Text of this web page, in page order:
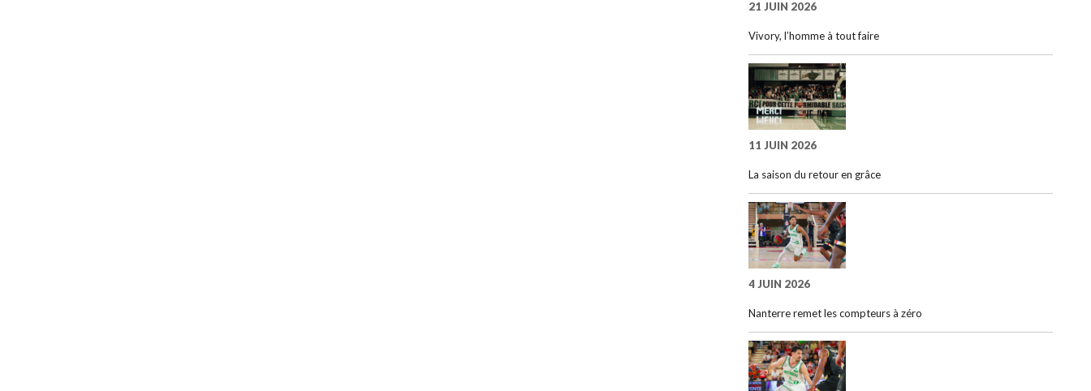
21 JUIN 2026
Vivory, l’homme à tout faire
11 JUIN 2026
La saison du retour en grâce
4 JUIN 2026
Nanterre remet les compteurs à zéro